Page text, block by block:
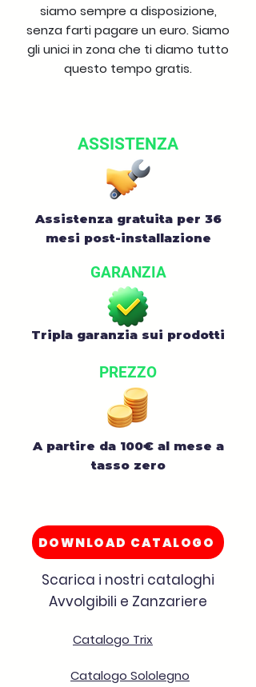
siamo sempre a disposizione,
senza farti pagare un euro. Siamo
gli unici in zona che ti diamo tutto
questo tempo gratis.
ASSISTENZA
Assistenza gratuita per 36
mesi post-installazione
GARANZIA
Tripla garanzia sui prodotti
PREZZO
A partire da 100€ al mese a
tasso zero
DOWNLOAD CATALOGO
Scarica i nostri cataloghi
Avvolgibili e Zanzariere
Catalogo Trix
Catalogo Sololegno